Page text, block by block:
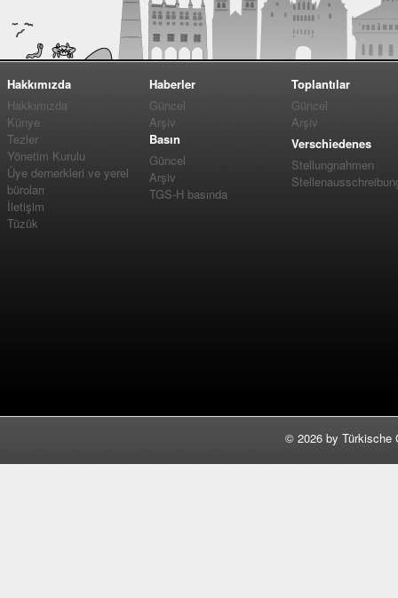
Hakkımızda
Hakkımızda
Künye
Tezler
Yönetim Kurulu
Üye dernerkleri ve yerel
büroları
İletişim
Tüzük
Haberler
Güncel
Arşiv
Basın
Güncel
Arşiv
TGS-H basında
Toplantılar
Güncel
Arşiv
Verschiedenes
Stellungnahmen
© 2026 by Türkische